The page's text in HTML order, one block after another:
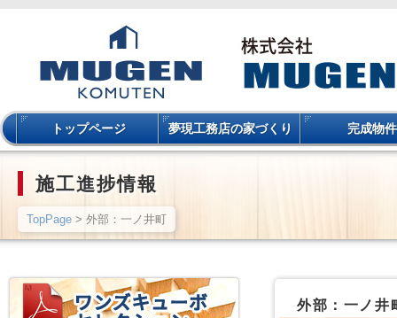
トップページ 夢現工務店の家づくり 完成物件
施工進捗情報
TopPage > 外部：一ノ井町
外部：一ノ井